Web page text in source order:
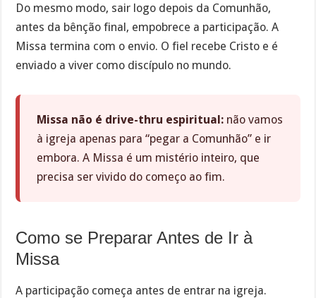
Do mesmo modo, sair logo depois da Comunhão,
antes da bênção final, empobrece a participação. A
Missa termina com o envio. O fiel recebe Cristo e é
enviado a viver como discípulo no mundo.
Missa não é drive-thru espiritual: não vamos
à igreja apenas para “pegar a Comunhão” e ir
embora. A Missa é um mistério inteiro, que
precisa ser vivido do começo ao fim.
Como se Preparar Antes de Ir à
Missa
A participação começa antes de entrar na igreja.